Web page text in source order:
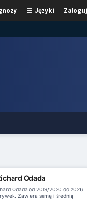
Zaloguj
Języki
Odada
Odada od 2019/2020 do 2026
Zawiera sumę i średnią